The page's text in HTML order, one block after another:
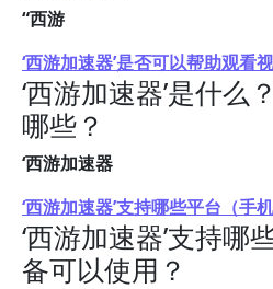
“西游
‘西游加速器’是否可以帮助观看
‘西游加速器’是什么
哪些？
‘西游加速器
‘西游加速器’支持哪些平台（手
‘西游加速器’支持哪
备可以使用？